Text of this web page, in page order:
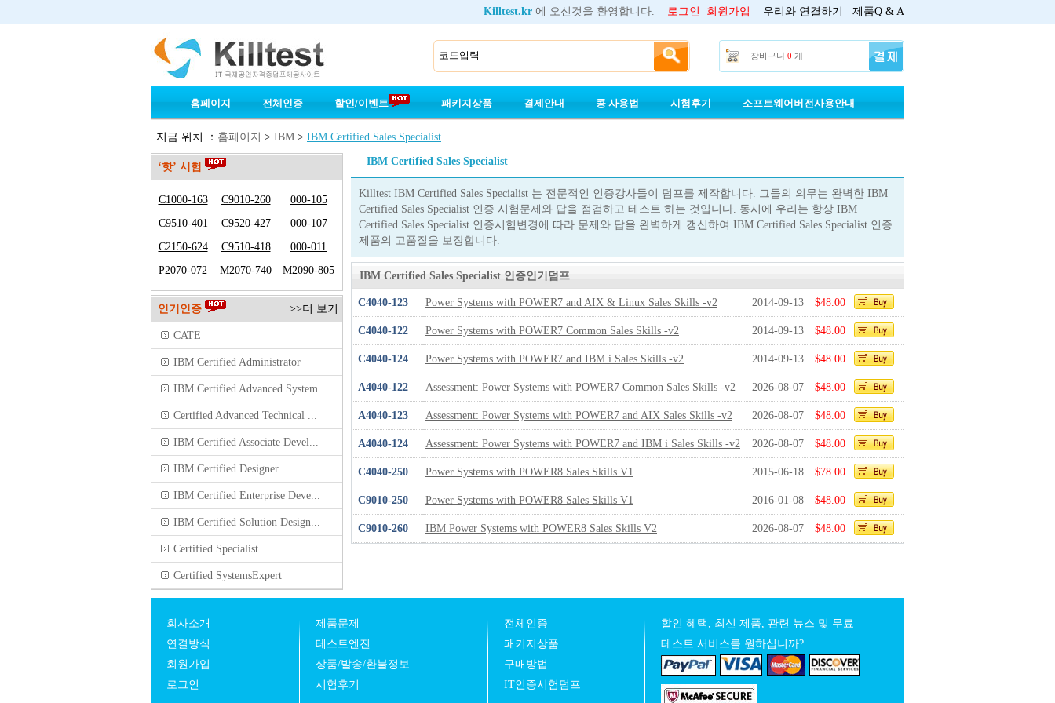
Killtest.kr 에 오신것을 환영합니다. 로그인 회원가입 우리와 연결하기 제품Q & A
장바구니 0 개
홈페이지 전체인증 할인/이벤트 패키지상품 결제안내 콩 사용법 시험후기 소프트웨어버전사용안내
지금 위치 ： 홈페이지 > IBM > IBM Certified Sales Specialist
‘핫’ 시험
C1000-163 C9010-260
000-105
C9510-401
C9520-427
000-107
C2150-624
C9510-418
000-011
P2070-072
M2070-740 M2090-805
>>더 보기
인기인증
CATE
IBM Certified Administrator
IBM Certified Advanced System...
Certified Advanced Technical ...
IBM Certified Associate Devel...
IBM Certified Designer
IBM Certified Enterprise Deve...
IBM Certified Solution Design...
Certified Specialist
Certified SystemsExpert
IBM Certified Sales Specialist
Killtest IBM Certified Sales Specialist 는 전문적인 인증강사들이 덤프를 제작합니다. 그들의 의무는 완벽한 IBM
Certified Sales Specialist 인증 시험문제와 답을 점검하고 테스트 하는 것입니다. 동시에 우리는 항상 IBM
Certified Sales Specialist 인증시험변경에 따라 문제와 답을 완벽하게 갱신하여 IBM Certified Sales Specialist 인증
제품의 고품질을 보장합니다.
IBM Certified Sales Specialist 인증인기덤프
C4040-123 Power Systems with POWER7 and AIX & Linux Sales Skills -v2 2014-09-13 $48.00
C4040-122 Power Systems with POWER7 Common Sales Skills -v2 2014-09-13 $48.00
C4040-124 Power Systems with POWER7 and IBM i Sales Skills -v2 2014-09-13 $48.00
A4040-122 Assessment: Power Systems with POWER7 Common Sales Skills -v2 2026-08-07 $48.00
A4040-123 Assessment: Power Systems with POWER7 and AIX Sales Skills -v2 2026-08-07 $48.00
A4040-124 Assessment: Power Systems with POWER7 and IBM i Sales Skills -v2 2026-08-07 $48.00
C4040-250 Power Systems with POWER8 Sales Skills V1 2015-06-18 $78.00
C9010-250 Power Systems with POWER8 Sales Skills V1 2016-01-08 $48.00
C9010-260 IBM Power Systems with POWER8 Sales Skills V2 2026-08-07 $48.00
회사소개
연결방식
회원가입
로그인
제품문제
테스트엔진
상품/발송/환불정보
시험후기
전체인증
패키지상품
구매방법
IT인증시험덤프
할인 혜택, 최신 제품, 관련 뉴스 및 무료
테스트 서비스를 원하십니까?